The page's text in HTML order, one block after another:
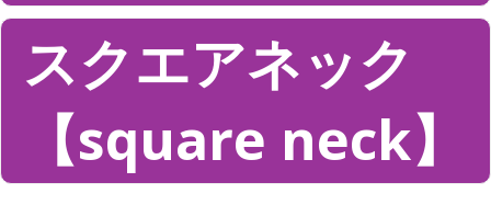
スクエアネック
【square neck】